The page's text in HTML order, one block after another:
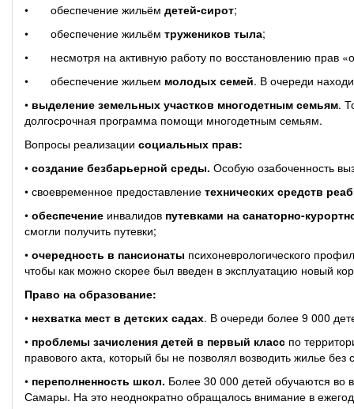
• обеспечение жильём детей-сирот;
• обеспечение жильём тружеников тыла;
• несмотря на активную работу по восстановлению прав
• обеспечение жильем молодых семей. В очереди
• выделение земельных участков многодетным семьям.
долгосрочная программа помощи многодетным семьям.
Вопросы реализации социальных прав:
• создание безбарьерной среды. Особую озабоченность
• своевременное предоставление технических средств
• обеспечение инвалидов путевками на санаторно-
смогли получить путевки;
• очередность в пансионаты психоневрологического
чтобы как можно скорее был введен в эксплуатацию новый
Право на образование:
• нехватка мест в детских садах. В очереди более 9 000
• проблемы зачисления детей в первый класс по
правового акта, который бы не позволял возводить жилье
• переполненность школ. Более 30 000 детей обучаются во
Самары. На это неоднократно обращалось внимание в